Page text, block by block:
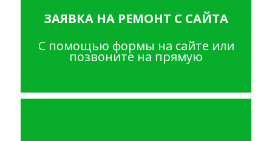
ЗАЯВКА НА РЕМОНТ С САЙТА
С помощью формы на сайте или
позвоните на прямую